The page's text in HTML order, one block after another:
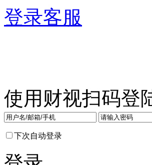
登录客服
使用财视扫码登
下次自动登录